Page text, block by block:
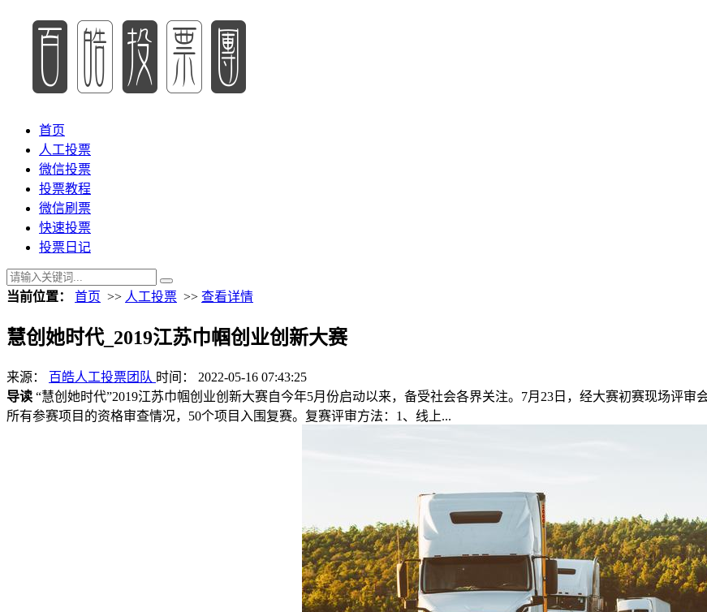
首页
人工投票
微信投票
投票教程
微信刷票
快速投票
投票日记
当前位置： 首页 >> 人工投票 >> 查看详情
慧创她时代_2019江苏巾帼创业创新大赛
来源： 百皓人工投票团队 时间： 2022-05-16 07:43:25
导读 “慧创她时代”2019江苏巾帼创业创新大赛自今年5月份启动以来，备受社会各界关注。7月23日，经大赛初赛现场评
所有参赛项目的资格审查情况，50个项目入围复赛。复赛评审方法：1、线上...